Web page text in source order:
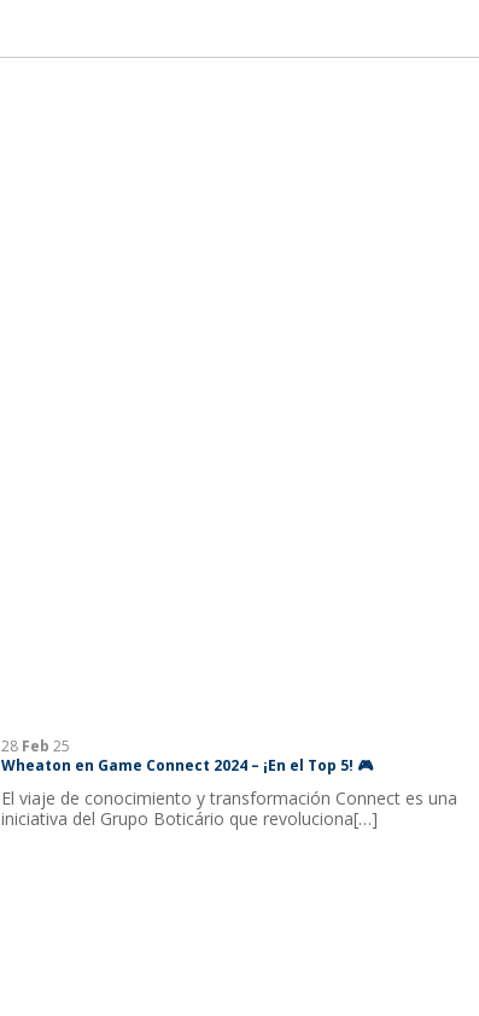
28 Feb 25
Wheaton en Game Connect 2024 – ¡En el Top 5! 🎮
El viaje de conocimiento y transformación Connect es una
iniciativa del Grupo Boticário que revoluciona[…]